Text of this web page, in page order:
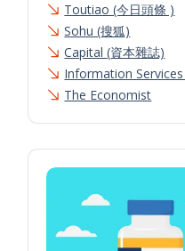
Toutiao (今日頭條 )
Sohu (搜狐)
Capital (資本雜誌)
Information
The Economist